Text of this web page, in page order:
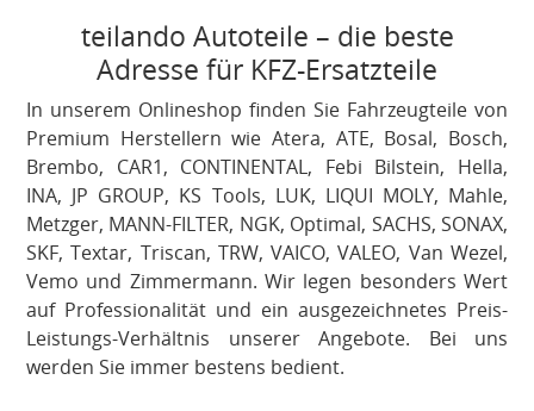
teilando Autoteile – die beste
Adresse für KFZ-Ersatzteile
In unserem Onlineshop finden Sie Fahrzeugteile von
Premium Herstellern wie Atera, ATE, Bosal, Bosch,
Brembo, CAR1, CONTINENTAL, Febi Bilstein, Hella,
INA, JP GROUP, KS Tools, LUK, LIQUI MOLY, Mahle,
Metzger, MANN-FILTER, NGK, Optimal, SACHS, SONAX,
SKF, Textar, Triscan, TRW, VAICO, VALEO, Van Wezel,
Vemo und Zimmermann. Wir legen besonders Wert
auf Professionalität und ein ausgezeichnetes Preis-
Leistungs-Verhältnis unserer Angebote. Bei uns
werden Sie immer bestens bedient.